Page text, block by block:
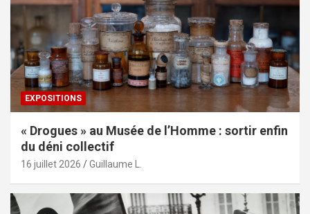
EXPOSITIONS
« Drogues » au Musée de l’Homme : sortir enfin
du déni collectif
16 juillet 2026 Guillaume L.